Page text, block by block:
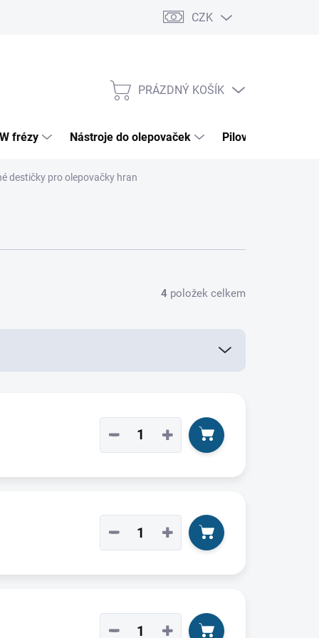
CZK
NÁKUPNÍ
PRÁZDNÝ KOŠÍK
frézy Nástroje do olepovaček Pilové kotouče
destičky pro olepovačky hran
4 položek celkem
+
−
+
−
+
−